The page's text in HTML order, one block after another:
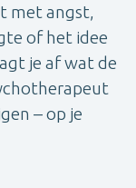
met angst,
of het idee
je af wat de
– op je